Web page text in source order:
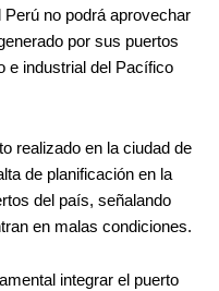
no podrá aprovechar
por sus puertos
e industrial del Pacífico
realizado en la ciudad de
de planificación en la
del país, señalando
en malas condiciones.
integrar el puerto